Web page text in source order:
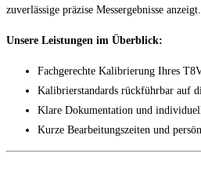
zuverlässige präzise Messergebnisse anzeigt.
Unsere Leistungen im Überblick:
Fachgerechte Kalibrierung Ihres
Kalibrierstandards rückführbar auf
Klare Dokumentation und
Kurze Bearbeitungszeiten und